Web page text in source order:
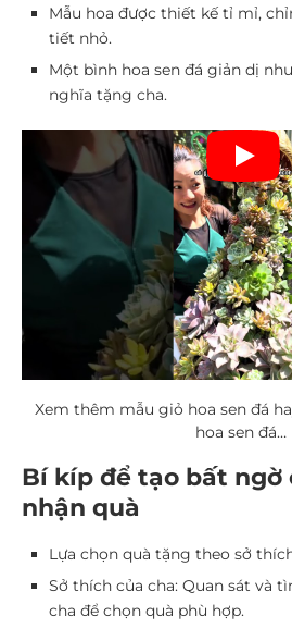
Mẫu hoa được thiết kế tỉ mỉ,
tiết nhỏ.
Một bình hoa sen đá giản dị
nghĩa tặng cha.
Xem thêm mẫu giỏ hoa sen đá
hoa sen đá…
Bí kíp để tạo bất ngờ
nhận quà
Lựa chọn quà tặng theo sở
Sở thích của cha: Quan sát và
cha để chọn quà phù hợp.